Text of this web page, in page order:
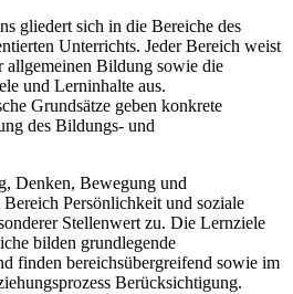
gliedert sich in die Bereiche des
Unterrichts. Jeder Bereich weist
allgemeinen Bildung sowie die
und Lerninhalte aus.
Grundsätze geben konkrete
des Bildungs- und
Denken, Bewegung und
Persönlichkeit und soziale
Stellenwert zu. Die Lernziele
bilden grundlegende
finden bereichsübergreifend sowie im
Berücksichtigung.